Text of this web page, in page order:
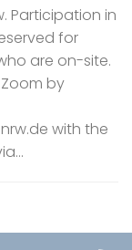
Participation in
for
are on-site.
by
with the